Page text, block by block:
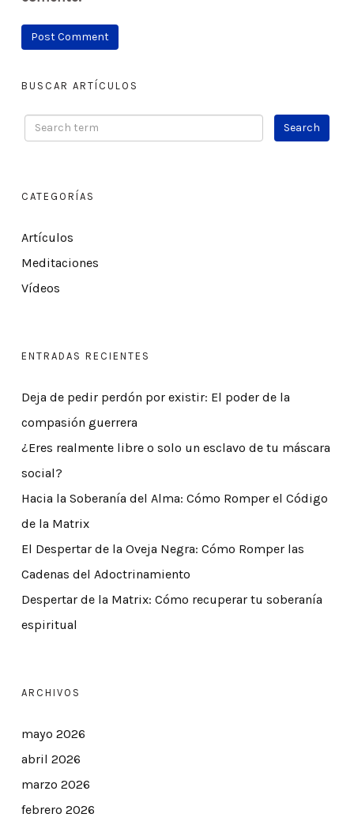
BUSCAR ARTÍCULOS
CATEGORÍAS
Artículos
Meditaciones
Vídeos
ENTRADAS RECIENTES
Deja de pedir perdón por existir: El poder de la
compasión guerrera
¿Eres realmente libre o solo un esclavo de tu máscara
social?
Hacia la Soberanía del Alma: Cómo Romper el Código
de la Matrix
El Despertar de la Oveja Negra: Cómo Romper las
Cadenas del Adoctrinamiento
Despertar de la Matrix: Cómo recuperar tu soberanía
espiritual
ARCHIVOS
mayo 2026
abril 2026
marzo 2026
febrero 2026